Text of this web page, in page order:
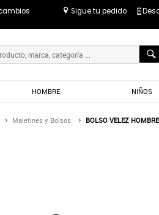
Sigue tu pedido
HOMBRE NIÑOS
Maletines y Bolsos BOLSO VELEZ